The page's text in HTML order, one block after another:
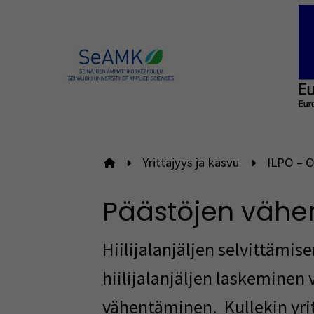
Etusivulle
Yrittäjyys ja kasvu ILPO –
Päästöjen
Hiilijalanjäljen
hiilijalanjäljen laskeminen
vähentäminen. Kullekin